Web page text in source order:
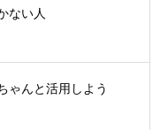
ない人
ゃんと活用しよう